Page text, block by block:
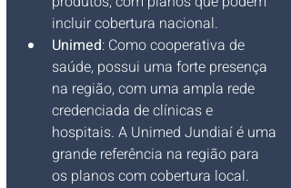
incluir cobertura nacional.
Unimed: Como cooperativa de
saúde, possui uma forte presença
na região, com uma ampla rede
credenciada de clínicas e
hospitais. A Unimed Jundiaí é uma
grande referência na região para
os planos com cobertura local.